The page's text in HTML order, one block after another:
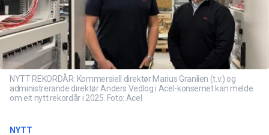
NYTT REKORDÅR: Kommersiell direktør Marius Granlien (t.v.) og
administrerande direktør Anders Vedlog i Acel-konsernet kan melde
om eit nytt rekordår i 2025. Foto: Acel
NYTT